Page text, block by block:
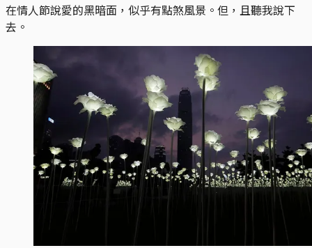
在情人節說愛的黑暗面，似乎有點煞風景。但，且聽我說下
去。